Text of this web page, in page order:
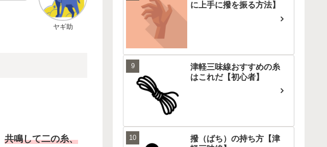
ヤギ助
共鳴して二の糸、
に上手に撥を振る方法】
津軽三味線おすすめの糸
はこれだ【初心者】
撥（ばち）の持ち方【津